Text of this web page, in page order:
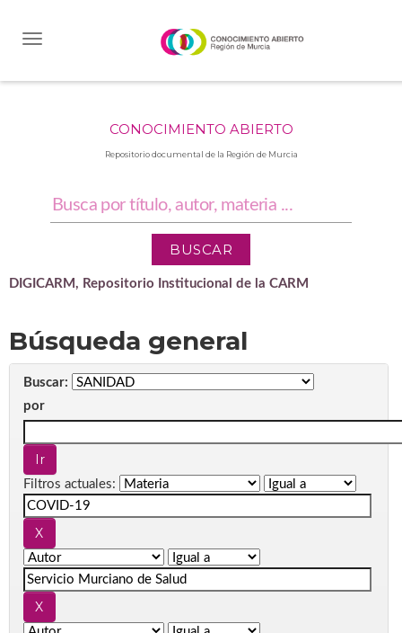
CONOCIMIENTO ABIERTO
Repositorio documental de la Región de Murcia
DIGICARM, Repositorio Institucional de la CARM
Búsqueda general
Buscar:
por
Filtros actuales: